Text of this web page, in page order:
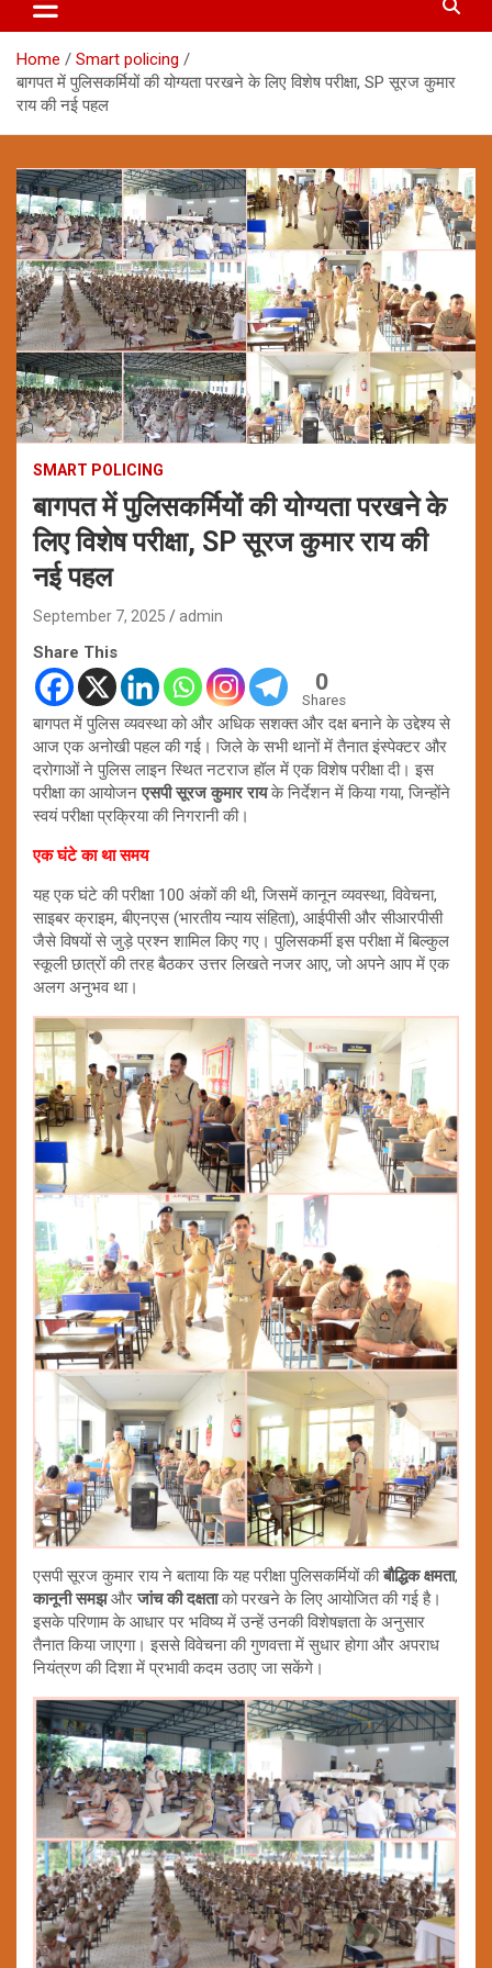
Home
Smart policing
बागपत में पुलिसकर्मियों की योग्यता परखने के लिए विशेष परीक्षा, SP सूरज कुमार
राय की नई पहल
SMART POLICING
बागपत में पुलिसकर्मियों की योग्यता परखने के
लिए विशेष परीक्षा, SP सूरज कुमार राय की
नई पहल
September 7, 2025 admin
Share This
0
Shares
बागपत में पुलिस व्यवस्था को और अधिक सशक्त और दक्ष बनाने के उद्देश्य से
आज एक अनोखी पहल की गई। जिले के सभी थानों में तैनात इंस्पेक्टर और
दरोगाओं ने पुलिस लाइन स्थित नटराज हॉल में एक विशेष परीक्षा दी। इस
परीक्षा का आयोजनएसपी सूरज कुमार रायके निर्देशन में किया गया, जिन्होंने
स्वयं परीक्षा प्रक्रिया की निगरानी की।
एक घंटे का था समय
यह एक घंटे की परीक्षा 100 अंकों की थी, जिसमें कानून व्यवस्था, विवेचना,
साइबर क्राइम, बीएनएस (भारतीय न्याय संहिता), आईपीसी और सीआरपीसी
जैसे विषयों से जुड़े प्रश्न शामिल किए गए। पुलिसकर्मी इस परीक्षा में बिल्कुल
स्कूली छात्रों की तरह बैठकर उत्तर लिखते नजर आए, जो अपने आप में एक
अलग अनुभव था।
एसपी सूरज कुमार राय ने बताया कि यह परीक्षा पुलिसकर्मियों कीबौद्धिक क्षमता,
कानूनी समझऔरजांच की दक्षताको परखने के लिए आयोजित की गई है।
इसके परिणाम के आधार पर भविष्य में उन्हें उनकी विशेषज्ञता के अनुसार
तैनात किया जाएगा। इससे विवेचना की गुणवत्ता में सुधार होगा और अपराध
नियंत्रण की दिशा में प्रभावी कदम उठाए जा सकेंगे।